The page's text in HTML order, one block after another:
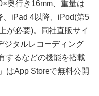
奥行き16mm、重量は
、iPad 4以降、iPod(第5
が必要)。同社直販サイ
ジタルレコーディング
するなどの機能を搭載
はApp Storeで無料公開